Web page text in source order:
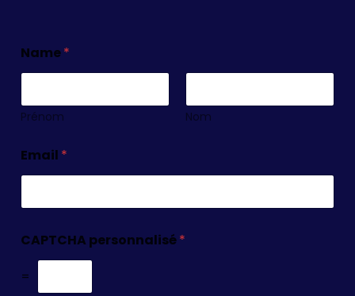
Name*
Prénom Nom
Email *
CAPTCHA personnalisé*
=